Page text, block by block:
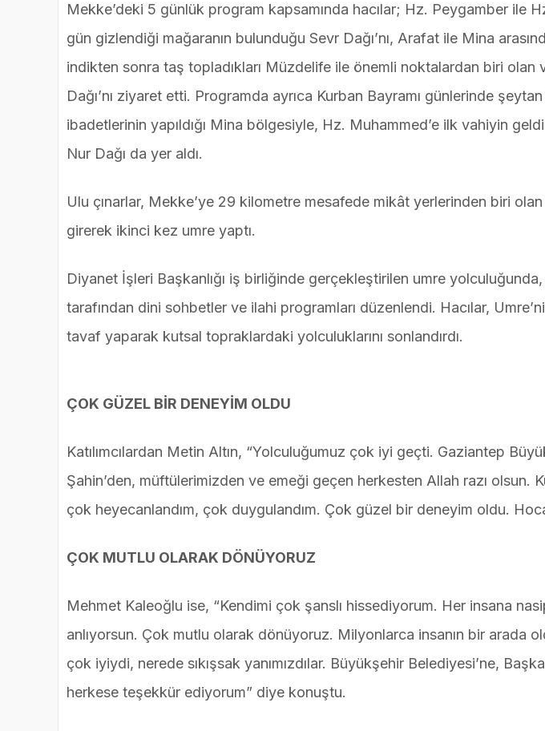
Mekke’deki 5 günlük program kapsamında hacılar; Hz. Peygamber ile
gün gizlendiği mağaranın bulunduğu Sevr Dağı’nı, Arafat ile Mina
indikten sonra taş topladıkları Müzdelife ile önemli noktalardan biri olan
Dağı’nı ziyaret etti. Programda ayrıca Kurban Bayramı günlerinde
ibadetlerinin yapıldığı Mina bölgesiyle, Hz. Muhammed’e ilk vahiyin
Nur Dağı da yer aldı.
Ulu çınarlar, Mekke’ye 29 kilometre mesafede mikât yerlerinden biri
girerek ikinci kez umre yaptı.
Diyanet İşleri Başkanlığı iş birliğinde gerçekleştirilen umre
tarafından dini sohbetler ve ilahi programları düzenlendi. Hacılar,
tavaf yaparak kutsal topraklardaki yolculuklarını sonlandırdı.
ÇOK GÜZEL BİR DENEYİM OLDU
Katılımcılardan Metin Altın, “Yolculuğumuz çok iyi geçti. Gaziantep
Şahin’den, müftülerimizden ve emeği geçen herkesten Allah razı olsun.
çok heyecanlandım, çok duygulandım. Çok güzel bir deneyim oldu.
ÇOK MUTLU OLARAK DÖNÜYORUZ
Mehmet Kaleoğlu ise, “Kendimi çok şanslı hissediyorum. Her insana
anlıyorsun. Çok mutlu olarak dönüyoruz. Milyonlarca insanın bir arada
çok iyiydi, nerede sıkışsak yanımızdılar. Büyükşehir Belediyesi’ne,
herkese teşekkür ediyorum” diye konuştu.